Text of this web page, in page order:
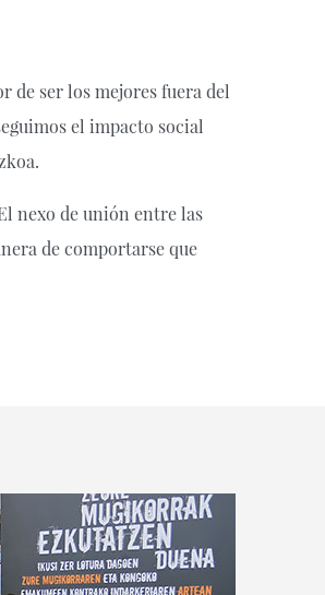
de ser los mejores fuera del
el impacto social
nexo de unión entre las
de comportarse que